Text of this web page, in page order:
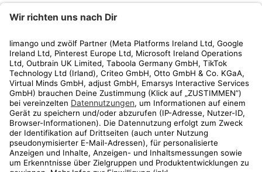
Kundenservice
Shop
Aktionen
Travel